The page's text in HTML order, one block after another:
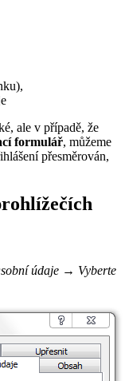
ale v případě, že
formulář, můžeme
přesměrován,
údaje → Vyberte